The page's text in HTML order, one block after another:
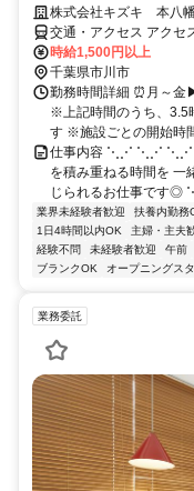
株式会社キズキ 本八
交通・アクセス アクセ
時給1,500円以上
千葉県市川市
勤務時間詳細 ⏰
※上記時間のうち、3.5
す ※施設ごとの開始時
仕事内容 ⋱⋰ ⋱⋰ ⋱⋰
を積み重ねる時間を 一
じられるお仕事
業界未経験者歓迎 扶養内勤務
1日4時間以内OK
主婦・主夫
経験不問
未経験者歓迎 午前
ブランクOK
オープニングス
業務委託